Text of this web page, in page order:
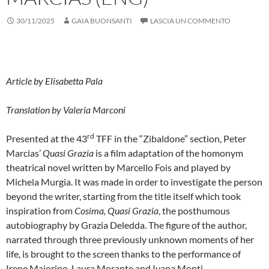
30/11/2025 GAIA BUONSANTI LASCIA UN COMMENTO
Article by Elisabetta Pala
Translation by Valeria Marconi
Presented at the 43rd TFF in the “Zibaldone” section, Peter
Marcias’Quasi Grazia is a film adaptation of the homonym
theatrical novel written by Marcello Fois and played by
Michela Murgia. It was made in order to investigate the person
beyond the writer, starting from the title itself which took
inspiration fromCosima, Quasi Grazia, the posthumous
autobiography by Grazia Deledda. The figure of the author,
narrated through three previously unknown moments of her
life, is brought to the screen thanks to the performance of